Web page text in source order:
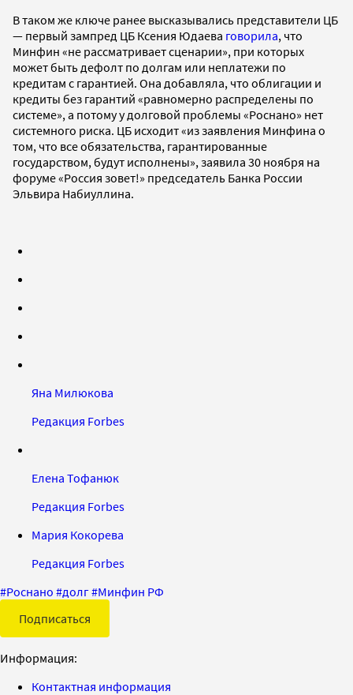
В таком же ключе ранее высказывались представители ЦБ
— первый зампред ЦБ Ксения Юдаева говорила, что
Минфин «не рассматривает сценарии», при которых
может быть дефолт по долгам или неплатежи по
кредитам с гарантией. Она добавляла, что облигации и
кредиты без гарантий «равномерно распределены по
системе», а потому у долговой проблемы «Роснано» нет
системного риска. ЦБ исходит «из заявления Минфина о
том, что все обязательства, гарантированные
государством, будут исполнены», заявила 30 ноября на
форуме «Россия зовет!» председатель Банка России
Эльвира Набиуллина.
Яна Милюкова
Редакция Forbes
Елена Тофанюк
Редакция Forbes
Мария Кокорева
Редакция Forbes
#Роснано #долг#Минфин РФ
Подписаться
Информация:
Контактная информация